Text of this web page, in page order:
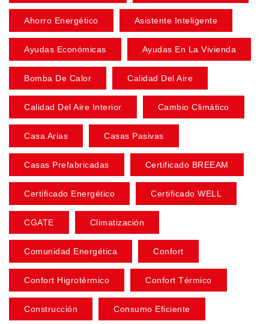
Ahorro Energético Asistente Inteligente
Ayudas Económicas Ayudas En La Vivienda
Bomba De Calor Calidad Del Aire
Calidad Del Aire Interior Cambio Climático
Casa Arias Casas Pasivas
Casas Prefabricadas Certificado BREEAM
Certificado Energético Certificado WELL
CGATE Climatización
Comunidad Energética Confort
Confort Higrotérmico Confort Térmico
Construcción Consumo Eficiente